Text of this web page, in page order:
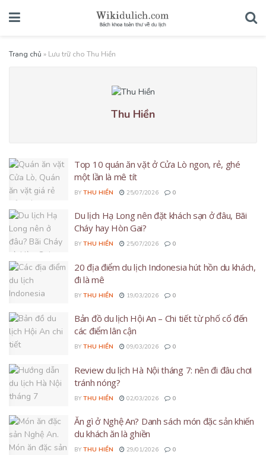
Trang chủ » Lưu trữ cho Thu Hiền
Thu Hiền
Top 10 quán ăn vặt ở Cửa Lò ngon, rẻ, ghé
một lần là mê tít
BY THU HIỀN 25/07/2026 0
Du lịch Hạ Long nên đặt khách sạn ở đâu, Bãi
Cháy hay Hòn Gai?
BY THU HIỀN 25/07/2026 0
20 địa điểm du lịch Indonesia hút hồn du khách,
đi là mê
BY THU HIỀN 19/03/2026 0
Bản đồ du lịch Hội An – Chi tiết từ phố cổ đến
các điểm lân cận
BY THU HIỀN 09/03/2026 0
Review du lịch Hà Nội tháng 7: nên đi đâu chơi
tránh nóng?
BY THU HIỀN 02/03/2026 0
Ăn gì ở Nghệ An? Danh sách món đặc sản khiến
du khách ăn là ghiền
BY THU HIỀN 29/01/2026 0